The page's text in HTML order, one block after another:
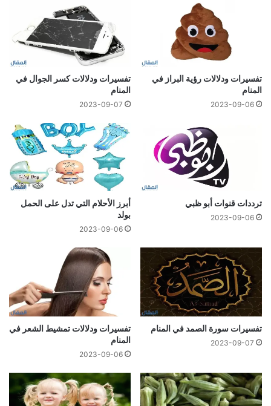
تفسيرات ودلالات رؤية البراز في
المنام
2023-09-06
تفسيرات ودلالات كسر الجوال في
المنام
2023-09-07
ترددات قنوات أبو ظبي
2023-09-06
أبرز الأحلام التي تدل على الحمل
بولد
2023-09-06
تفسيرات سورة الصمد في المنام
2023-09-07
تفسيرات ودلالات تمشيط الشعر في
المنام
2023-09-06